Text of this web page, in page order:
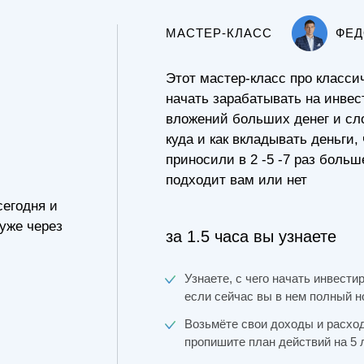
за 1.5 часа вы узнаете
МАСТЕР-КЛАСС
Этот мастер-класс про
начать зарабатывать на
вложений больших денег и
куда и как вкладывать
приносили в 2 -5 -7 раз
подходит вам или нет
Узнаете, с чего начать
если сейчас вы в нем полный
Возьмёте свои доходы и
пропишите план действий на 5
и
через